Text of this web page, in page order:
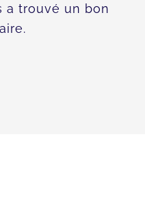
a trouvé un bon